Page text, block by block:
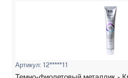
Артикул: 12*****11